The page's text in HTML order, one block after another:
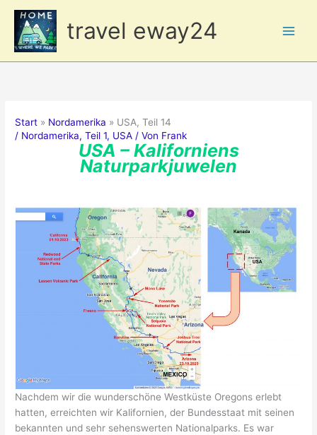
Inhalt
springen
travel eway24
Start Nordamerika
USA, Teil 14
/ Nordamerika,Teil 1, USA / Von Frank
USA – Kaliforniens
Naturparkjuwelen
Nachdem wir die wunderschöne Westküste Oregons erlebt
hatten, erreichten wir Kalifornien, der Bundesstaat mit seinen
bekannten und sehr sehenswerten Nationalparks. Es war